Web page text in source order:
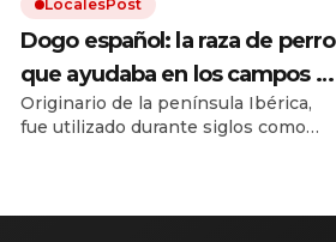
LocalesPost
Dogo español: la raza de perro
que ayudaba en los campos y
que está en proceso de
recuperación
Originario de la península Ibérica,
fue utilizado durante siglos como
estuvo al borde la extinción.